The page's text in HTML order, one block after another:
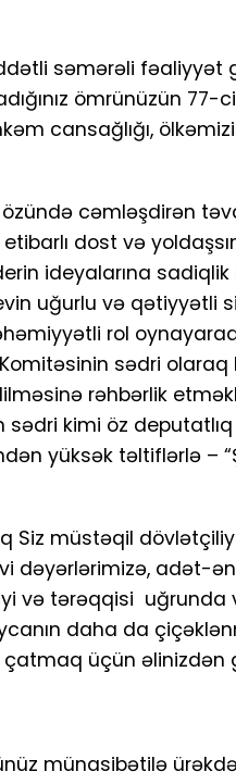
səmərəli fəaliyyət
ömrünüzün
cansağlığı,
cəmləşdirən
dost və
ideyalarına
uğurlu və qətiyyətli
rol oynayaraq
sədri
rəhbərlik
kimi öz
yüksək təltiflərlə –
Siz müstəqil
dəyərlərimizə, adət-
və tərəqqisi uğrunda
daha da
üçün əlinizdən
münasibətilə